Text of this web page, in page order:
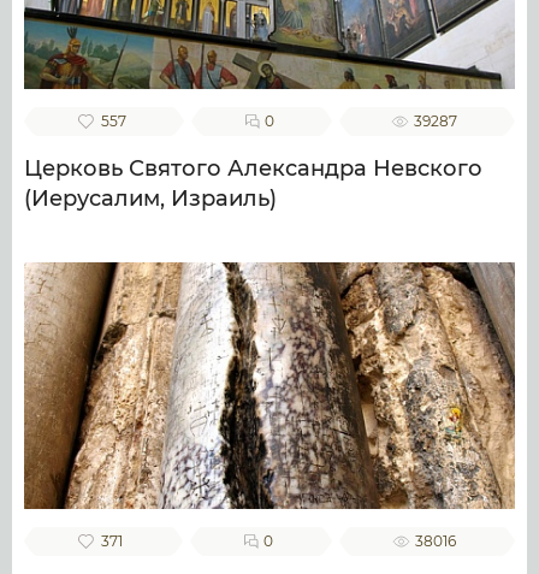
557 0 39287
Церковь Святого Александра Невского
(Иерусалим, Израиль)
371 0 38016